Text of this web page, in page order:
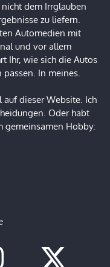
dem Irrglauben
zu liefern.
Automedien mit
und vor allem
Ihr, wie sich die Autos
In meines.
auf dieser Website. Ich
Oder habt
gemeinsamen Hobby: